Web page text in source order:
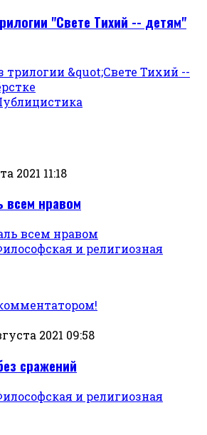
"Свете Тихий -- детям"
2021 11:18
всем нравом
и религиозная
2021 09:58
сражений
и религиозная